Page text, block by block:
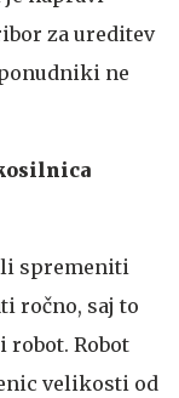
za ureditev
ne
spremeniti
ročno, saj to
robot. Robot
velikosti od